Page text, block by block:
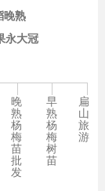
晚熟
永大冠
晚
熟
杨
梅
苗
批
发
早
熟
杨
梅
树
苗
扁
山
旅
游